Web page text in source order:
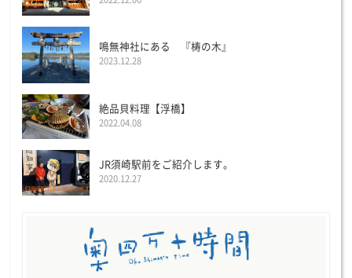
鳴無神社にある 『梼の木』
2023.12.28
絶品貝料理【浮橋】
2022.04.08
JR須崎駅前をご紹介します。
2020.12.27